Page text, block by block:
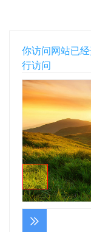
你访问网站已
行访问